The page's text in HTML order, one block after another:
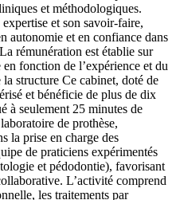
et méthodologiques.
et son savoir-faire,
autonomie et en confiance dans
rémunération est établie sur
fonction de l’expérience et du
structure Ce cabinet, doté de
et bénéficie de plus de dix
à seulement 25 minutes de
de prothèse,
la prise en charge des
de praticiens expérimentés
et pédodontie), favorisant
L’activité comprend
les traitements par